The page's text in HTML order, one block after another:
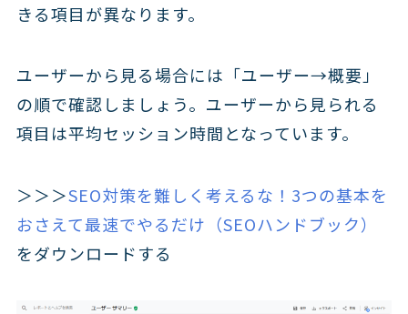
きる項目が異なります。
ユーザーから見る場合には「ユーザー→概要」
の順で確認しましょう。ユーザーから見られる
項目は平均セッション時間となっています。
＞＞＞SEO対策を難しく考えるな！3つの基本を
おさえて最速でやるだけ（SEOハンドブック）
をダウンロードする